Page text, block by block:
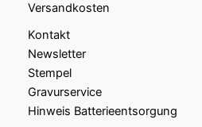
Versandkosten
Kontakt
Newsletter
Stempel
Gravurservice
Hinweis Batterieentsorgung